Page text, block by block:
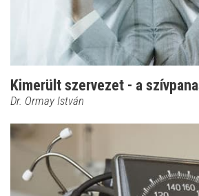
Kimerült szervezet - a
Dr. Ormay István